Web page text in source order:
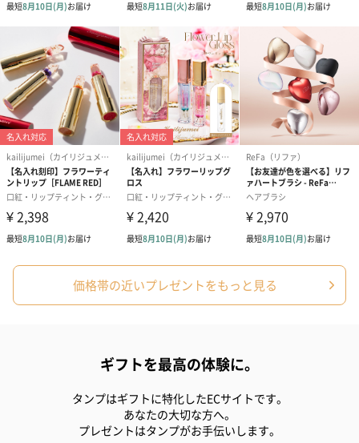
価格帯の近いプレゼントをもっと見る
ギフトを最高の体験に。
タンプはギフトに特化したECサイトです。
あなたの大切な方へ。
プレゼントはタンプがお手伝いします。